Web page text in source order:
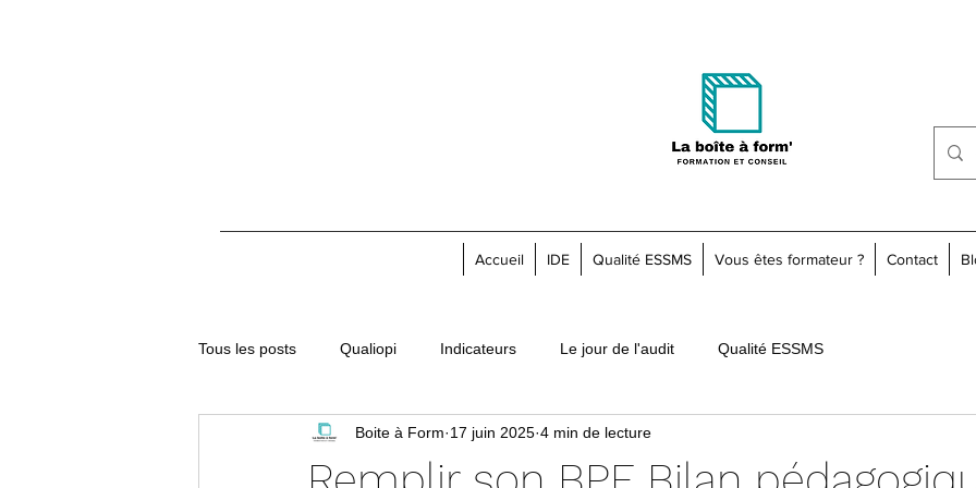
Accueil IDE Qualité ESSMS Vous êtes formateur ? Contact
Tous les posts Qualiopi Indicateurs Le jour de l'audit Qualité ESSMS
Boite à Form 17 juin 2025 4 min de lecture